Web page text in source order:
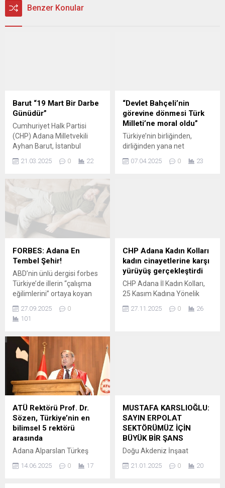
Benzer Konular
Barut “19 Mart Bir Darbe
Günüdür”
Cumhuriyet Halk Partisi
(CHP) Adana Milletvekili
Ayhan Barut, İstanbul
Başkanı ve Cumhurbaşkanı
İmamoğlu ve yol
arkadaşlarına yönelik siyasi
kumpaslara Meclis’te sert
tepki gösterdi. Halk
iradesine karşı yapılan 19
Mart darbesine karşı direniş
çağrısını yineleyen Barut,
“Başkanımız Ekrem
İmamoğlu milletimize
emanettir. Esas güç millettir
ve en...
21.03.2025 0 22
“Devlet Bahçeli’nin
görevine dönmesi Türk
Milleti’ne moral oldu”
Türkiye’nin birliğinden,
dirliğinden yana net
sivil toplum örgütlerinden
“TÜRKİYE DÜŞMANLARI
BÜYÜK HÜSRAN YAŞADI”
Parlamenterler Derneği
Yönetim Kurulu adına
yapılan açıklamada, MHP
Genel Başkanı Devlet
Bahçeli’nin...
07.04.2025 0 23
FORBES: Adana En
Tembel Şehir!
ABD’nin ünlü dergisi forbes
Türkiye’de illerin “çalışma
eğilimlerini” ortaya koyan
Araştırmanın en dikkat
çeken sonucu ise Adana
göre Türkiye’de çalışmayı en
az seven şehir Adana,
çalışmayı en çok seven il ise
İstanbul olarak belirlendi.
Çukurova’nın tarım ve
sanayi kenti olan Adana’nın
listenin sonunda...
27.09.2025
0
101
CHP Adana Kadın Kolları
kadın cinayetlerine karşı
yürüyüş gerçekleştirdi
CHP Adana İl Kadın Kolları,
25 Kasım Kadına Yönelik
Mücadele Günü’nde
cinayetlerini protesto etmek
ve şiddete karşı...
27.11.2025 0 26
ATÜ Rektörü Prof. Dr.
Sözen, Türkiye’nin en
bilimsel 5 rektörü
arasında
Adana Alparslan Türkeş
Üniversitesi (ATÜ) Rektörü
14.06.2025 0 17
MUSTAFA KARSLIOĞLU:
SAYIN ERPOLAT
SEKTÖRÜMÜZ İÇİN
BÜYÜK BİR ŞANS
Doğu Akdeniz İnşaat
Federasyonu (DAİMFED)
21.01.2025 0 20